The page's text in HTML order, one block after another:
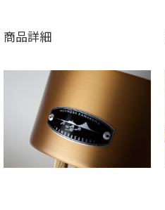
商品詳細